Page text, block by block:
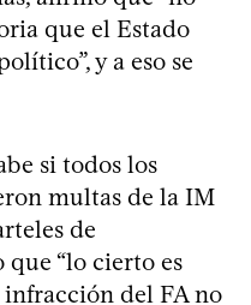
que el Estado
y a eso se
si todos los
multas de la IM
de
“lo cierto es
del FA no